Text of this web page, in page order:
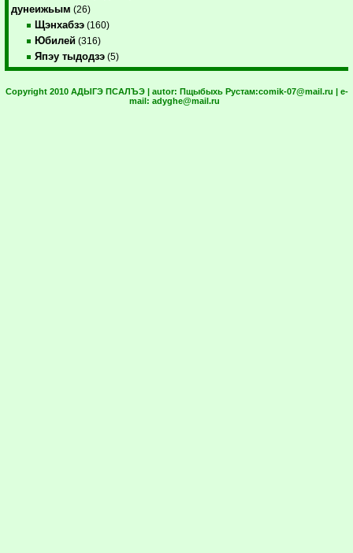
дунеижьым (26)
Щэнхабзэ (160)
Юбилей (316)
Япэу тыдодзэ (5)
Copyright 2010 АДЫГЭ ПСАЛЪЭ | autor: Пщыбыхь Рустам:comik-07@mail.ru | e-
mail: adyghe@mail.ru